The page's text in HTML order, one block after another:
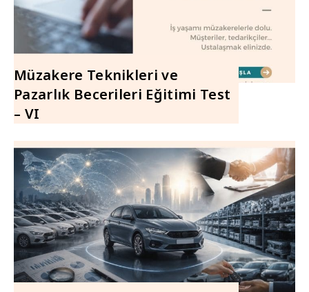
Müzakere Teknikleri ve
Pazarlık Becerileri Eğitimi Test
– VI